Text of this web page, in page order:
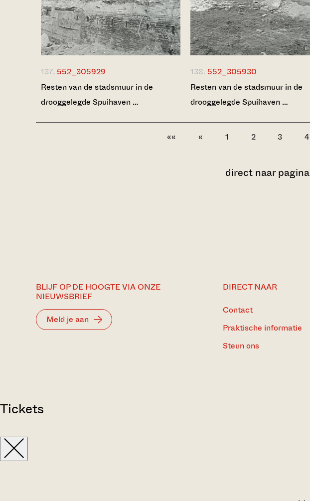
137. 552_305929
Resten van de stadsmuur in de
drooggelegde Spuihaven …
138. 552_305930
Resten van de stadsmuur in de
drooggelegde Spuihaven …
«« « 1 2 3 4
direct naar pagina
BLIJF OP DE HOOGTE VIA ONZE
NIEUWSBRIEF
Meld je aan
DIRECT NAAR
Contact
Praktische informatie
Steun ons
Tickets